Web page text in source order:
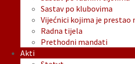
Sastav po klubovima
Vijećnici kojima je prestao
Radna tijela
Prethodni mandati
Akti